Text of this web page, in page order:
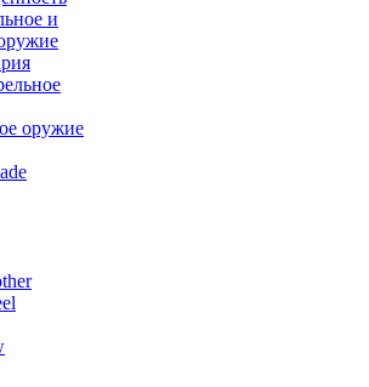
и
оружие